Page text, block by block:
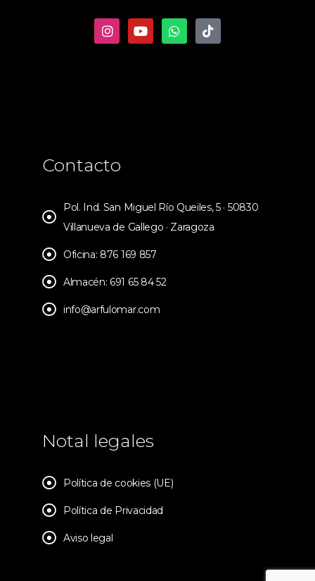
Contacto
Pol. Ind. San Miguel Río Queiles, 5 · 50830
Villanueva de Gallego · Zaragoza
Oficina: 876 169 857
Almacén: 691 65 84 52
info@arfulomar.com
Notal legales
Política de cookies (UE)
Política de Privacidad
Aviso legal